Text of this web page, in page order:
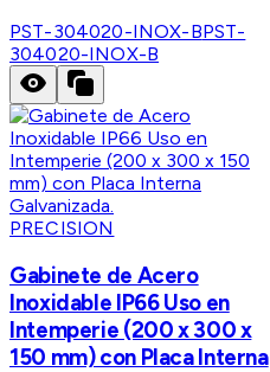
PST-304020-INOX-BPST-
304020-INOX-B
PRECISION
Gabinete de Acero
Inoxidable IP66 Uso en
Intemperie (200 x 300 x
150 mm) con Placa Interna